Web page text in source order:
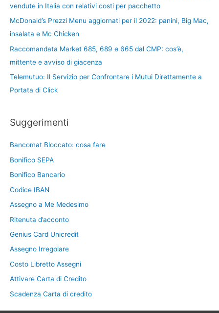
vendute in Italia con relativi costi per pacchetto
McDonald’s Prezzi Menu aggiornati per il 2022: panini, Big Mac,
insalata e Mc Chicken
Raccomandata Market 685, 689 e 665 dal CMP: cos’è,
mittente e avviso di giacenza
Telemutuo: Il Servizio per Confrontare i Mutui Direttamente a
Portata di Click
Suggerimenti
Bancomat Bloccato: cosa fare
Bonifico SEPA
Bonifico Bancario
Codice IBAN
Assegno a Me Medesimo
Ritenuta d’acconto
Genius Card Unicredit
Assegno Irregolare
Costo Libretto Assegni
Attivare Carta di Credito
Scadenza Carta di credito